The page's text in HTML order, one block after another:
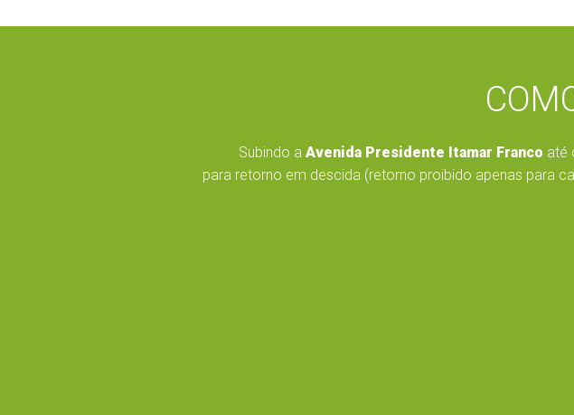
Subindo a Avenida Presidente Itamar Franco até
para retorno em descida (retorno proibido apenas para